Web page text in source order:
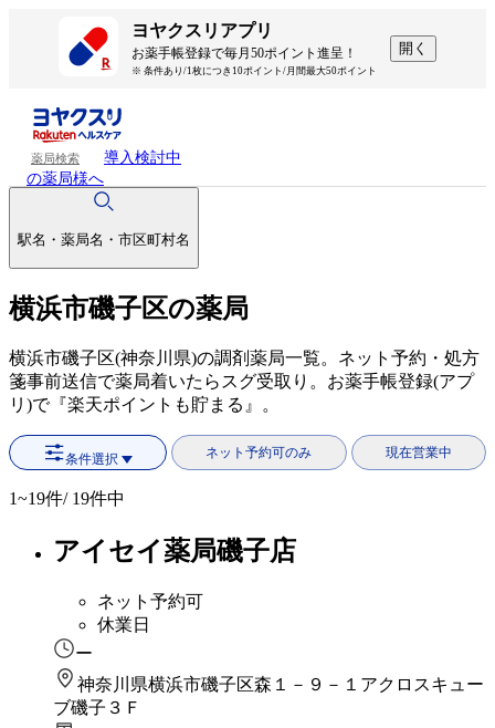
ヨヤクスリアプリ
お薬手帳登録で毎月50ポイント進呈！
※ 条件あり/1枚につき10ポイント/月間最大50ポイント
開く
薬局検索
導入検討中
の薬局様へ
駅名・薬局名・市区町村名
横浜市磯子区の薬局
横浜市磯子区(神奈川県)の調剤薬局一覧。ネット予約・処方
箋事前送信で薬局着いたらスグ受取り。お薬手帳登録(アプ
リ)で『楽天ポイントも貯まる』。
条件選択 ネット予約可のみ 現在営業中
1~19件/ 19件中
アイセイ薬局磯子店
ネット予約可
休業日
ー
神奈川県横浜市磯子区森１－９－１アクロスキュー
ブ磯子３Ｆ